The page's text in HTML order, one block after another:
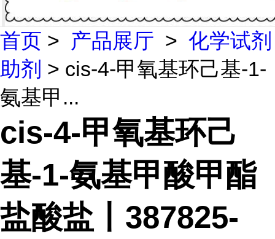
首页 > 产品展厅 > 化学试剂
助剂 > cis-4-甲氧基环己基-1-
氨基甲...
cis-4-甲氧基环己
基-1-氨基甲酸甲酯
盐酸盐丨387825-